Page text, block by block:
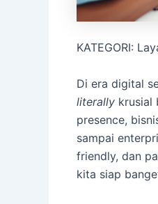
KATEGORI:
Di era digital
literally krusial
presence,
sampai
friendly, dan
kita siap